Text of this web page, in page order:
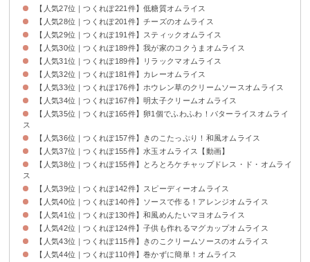
【人気27位｜つくれぽ221件】低糖質オムライス
【人気28位｜つくれぽ201件】チーズのオムライス
【人気29位｜つくれぽ191件】スティックオムライス
【人気30位｜つくれぽ189件】我が家のコクうまオムライス
【人気31位｜つくれぽ189件】リラックマオムライス
【人気32位｜つくれぽ181件】カレーオムライス
【人気33位｜つくれぽ176件】ホウレン草のクリームソースオムライス
【人気34位｜つくれぽ167件】明太子クリームオムライス
【人気35位｜つくれぽ165件】卵1個でふわふわ！バターライスオムライ
ス
【人気36位｜つくれぽ157件】きのこたっぷり！和風オムライス
【人気37位｜つくれぽ155件】水玉オムライス【動画】
【人気38位｜つくれぽ155件】とろとろケチャップドレス・ド・オムライ
ス
【人気39位｜つくれぽ142件】スピーディーオムライス
【人気40位｜つくれぽ140件】ソースで作る！アレンジオムライス
【人気41位｜つくれぽ130件】和風めんたいマヨオムライス
【人気42位｜つくれぽ124件】子供も作れるマグカップオムライス
【人気43位｜つくれぽ115件】きのこクリームソースのオムライス
【人気44位｜つくれぽ110件】巻かずに簡単！オムライス